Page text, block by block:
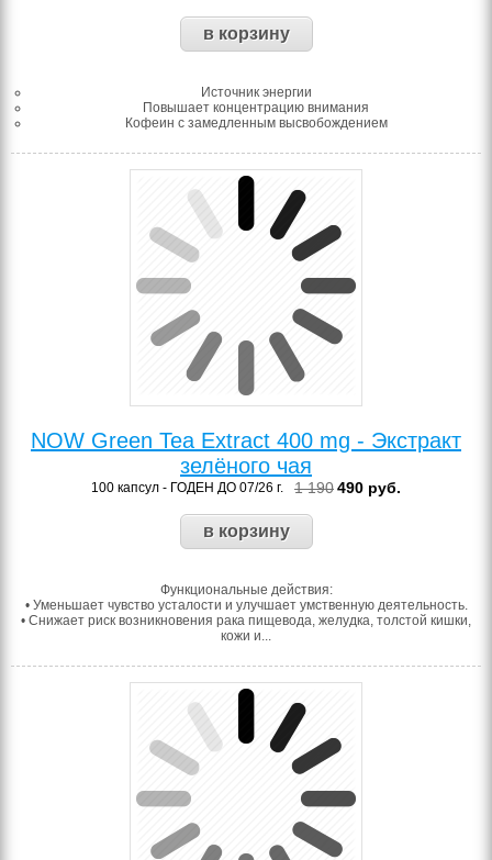
Источник энергии
Повышает концентрацию внимания
Кофеин с замедленным высвобождением
NOW Green Tea Extract 400 mg - Экстракт
зелёного чая
100 капсул - ГОДЕН ДО 07/26 г. 1 190490 руб.
Функциональные действия:
• Уменьшает чувство усталости и улучшает умственную деятельность.
• Снижает риск возникновения рака пищевода, желудка, толстой кишки,
кожи и...